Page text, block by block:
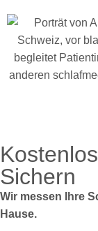
Sichern
Wir messen Ihre
Hause.